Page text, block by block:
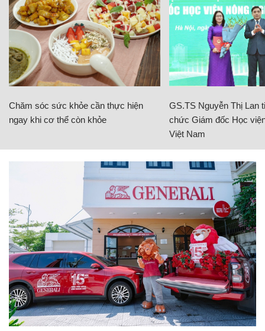
Chăm sóc sức khỏe cần thực hiện
ngay khi cơ thể còn khỏe
GS.TS Nguyễn Thị Lan
chức Giám đốc Học
Việt Nam